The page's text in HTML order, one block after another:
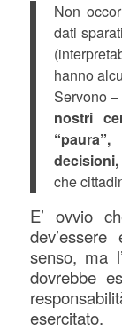
Non
dati
hanno
Servono
nostri
che
E’ ovvio
senso, ma
dovrebbe
esercitato.